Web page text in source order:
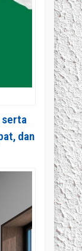
serta
dan